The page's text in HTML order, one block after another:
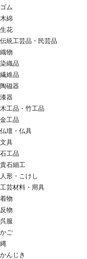
ゴム
木綿
生花
伝統工芸品・民芸品
織物
染織品
繊維品
陶磁器
漆器
木工品・竹工品
金工品
仏壇・仏具
文具
石工品
貴石細工
人形・こけし
工芸材料・用具
着物
反物
呉服
かご
縄
かんじき